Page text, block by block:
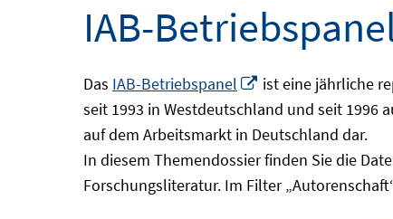
IAB-
Das IAB-Betriebspanel
In
neuem
Fenster
öffnen
ist eine jährliche
seit 1993 in Westdeutschland und seit 1996
auf dem Arbeitsmarkt in Deutschland dar.
In diesem Themendossier finden Sie die
Forschungsliteratur. Im Filter